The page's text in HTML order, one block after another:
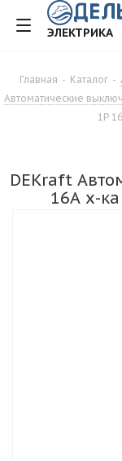
ЭЛЕКТРИКА
Главная - Каталог -
Автоматические
1Р
DEKraft
16А х-